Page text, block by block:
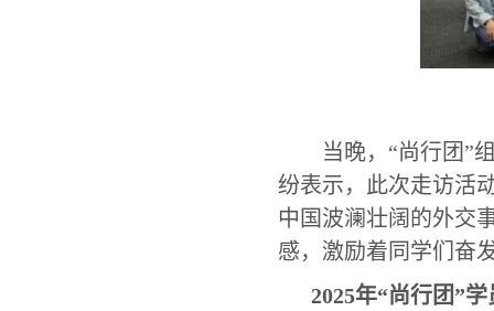
当晚， “尚行团”
纷表示，此次走访活
中国波澜壮阔的外交
感，激励着同学们奋
2025年“尚行团”